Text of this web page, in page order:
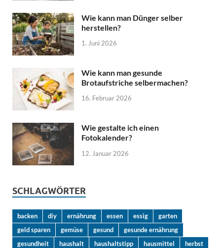
Wie kann man Dünger selber
herstellen?
1. Juni 2026
Wie kann man gesunde
Brotaufstriche selbermachen?
16. Februar 2026
Wie gestalte ich einen
Fotokalender?
12. Januar 2026
SCHLAGWÖRTER
backen diy ernährung essen essig
garten
geld sparen
gemüse gesund
gesunde ernährung
gesundheit
haushalt haushaltstipp hausmittel
herbst